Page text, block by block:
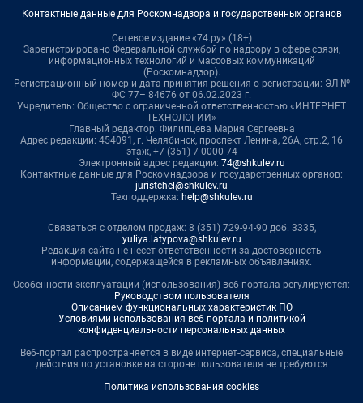
Контактные данные для Роскомнадзора и государственных органов
Сетевое издание «74.ру» (18+)
Зарегистрировано Федеральной службой по надзору в сфере связи,
информационных технологий и массовых коммуникаций
(Роскомнадзор).
Регистрационный номер и дата принятия решения о регистрации: ЭЛ №
ФС 77– 84676 от 06.02.2023 г.
Учредитель: Общество с ограниченной ответственностью «ИНТЕРНЕТ
ТЕХНОЛОГИИ»
Главный редактор: Филипцева Мария Сергеевна
Адрес редакции: 454091, г. Челябинск, проспект Ленина, 26А, стр.2, 16
этаж, +7 (351) 7-0000-74
Электронный адрес редакции: 74@shkulev.ru
Контактные данные для Роскомнадзора и государственных органов:
juristchel@shkulev.ru
Техподдержка: help@shkulev.ru
Связаться с отделом продаж: 8 (351) 729-94-90 доб. 3335,
yuliya.latypova@shkulev.ru
Редакция сайта не несет ответственности за достоверность
информации, содержащейся в рекламных объявлениях.
Особенности эксплуатации (использования) веб-портала регулируются:
Руководством пользователя
Описанием функциональных характеристик ПО
Условиями использования веб-портала и политикой
конфиденциальности персональных данных
Веб-портал распространяется в виде интернет-сервиса, специальные
действия по установке на стороне пользователя не требуются
Политика использования cookies